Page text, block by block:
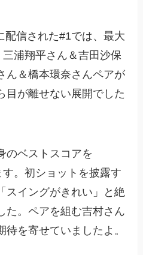
配信された#1では、最大
浦翔平さん＆吉田沙保
ん＆橋本環奈さんペアが
目が離せない展開でした
のベストスコアを
す。初ショットを披露す
スイングがきれい」と絶
た。ペアを組む吉村さん
を寄せていましたよ。